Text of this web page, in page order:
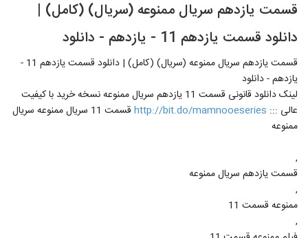
قسمت یازدهم سریال ممنوعه (سریال) (کامل) |
دانلود قسمت یازدهم 11 - یازدهم - دانلود
قسمت یازدهم سریال ممنوعه (سریال) (کامل) | دانلود قسمت یازدهم 11 -
یازدهم - دانلود
لینک دانلود قانونی قسمت 11 یازدهم سریال ممنوعه نسخه خرید با کیفیت
عالی ::: http://bit.do/mamnooeseries
قسمت 11 سریال ممنوعه سریال
ممنوعه
,
قسمت یازدهم سریال ممنوعه
,
ممنوعه قسمت 11
,